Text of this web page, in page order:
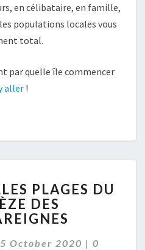
en célibataire, en famille,
populations locales vous
total.
par quelle île commencer
aller !
PLUS
BELLES
PLAGES
TRAPÈZE
PLAGES DU
DES
5 October 2020 | 0